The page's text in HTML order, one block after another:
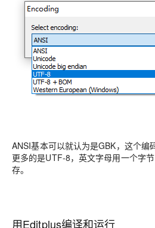
ANSI基本可以就认为是GBK，这个编
更多的是UTF-8，英文字母用一个字
存。
用Editplus编译和运行